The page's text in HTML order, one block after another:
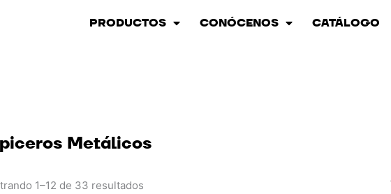
PRODUCTOS CONÓCENOS CATÁLOGO
Metálicos
1–12 de 33 resultados